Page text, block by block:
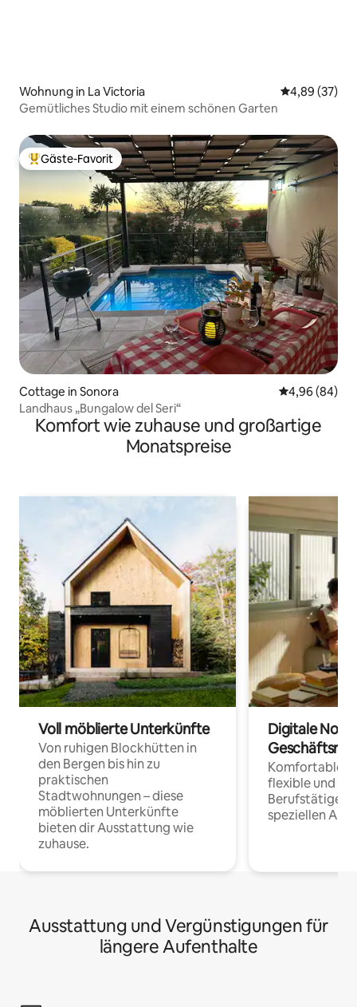
Wohnung in La Victoria
4,89 (37)
Gemütliches Studio mit einem schönen Garten
Beliebter Gäste-Favorit.
Gäste-Favorit
Cottage in Sonora
4,96 (84)
Landhaus „Bungalow del Seri“
Komfort wie zuhause und großartige
Monatspreise
Voll möblierte Unterkünfte
Von ruhigen Blockhütten in
den Bergen bis hin zu
praktischen
Stadtwohnungen – diese
möblierten Unterkünfte
bieten dir Ausstattung wie
zuhause.
Digitale
Komfortable
flexible und
Berufstätige
speziellen
Ausstattung und Vergünstigungen für
längere Aufenthalte